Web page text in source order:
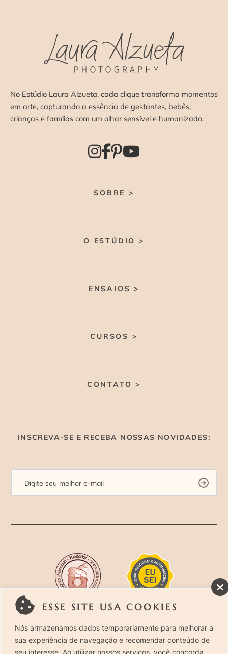
ESSE SITE USA COOKIES
Nós armazenamos dados temporariamente para melhorar a
sua experiência de navegação e recomendar conteúdo de
seu interesse. Ao utilizar nossos serviços, você concorda
No Estúdio Laura Alzueta, cada clique transforma momentos
em arte, capturando a essência de gestantes, bebês,
crianças e famílias com um olhar sensível e humanizado.
SOBRE >
O ESTÚDIO >
ENSAIOS >
CURSOS >
CONTATO >
INSCREVA-SE E RECEBA NOSSAS NOVIDADES:
Rua Costa Carvalho, 419 – Pinheiros, São Paulo –
SP. CEP 05429-130 – Telefone: (11) 94494-1818